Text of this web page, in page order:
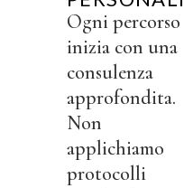
Ogni percorso
inizia con una
consulenza
approfondita.
Non
applichiamo
protocolli